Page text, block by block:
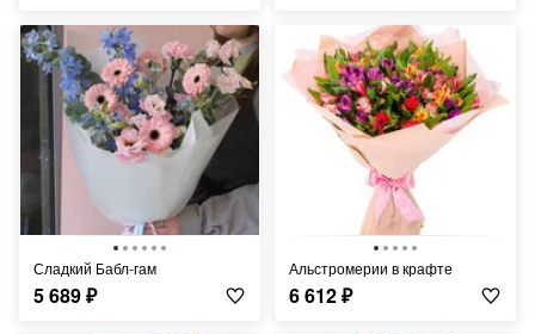
Сладкий Бабл-гам
5 689₽
Альстромерии в крафте
6 612₽